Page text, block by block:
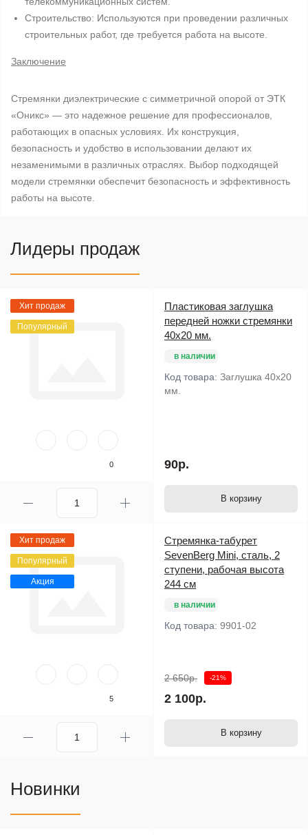
Строительство: Используются при проведении различных
строительных работ, где требуется работа на высоте.
Заключение
Стремянки диэлектрические с симметричной опорой от ЭТК
«Оникс» — это надежное решение для профессионалов,
работающих в опасных условиях. Их конструкция,
безопасность и удобство в использовании делают их
незаменимыми в различных отраслях. Выбор подходящей
модели стремянки обеспечит безопасность и эффективность
работы на высоте.
Лидеры продаж
Хит продаж
Популярный
0
Пластиковая заглушка
передней ножки стремянки
40х20 мм.
в наличии
Код товара: Заглушка 40х20
мм.
90р.
В корзину
Хит продаж
Популярный
Акция
5
Стремянка-табурет
SevenBerg Mini, сталь, 2
ступени, рабочая высота
244 см
в наличии
Код товара: 9901-02
2 650р. -21%
2 100р.
В корзину
Новинки